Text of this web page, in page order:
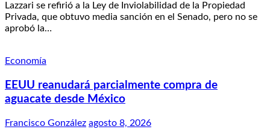
Lazzari se refirió a la Ley de Inviolabilidad de la Propiedad
Privada, que obtuvo media sanción en el Senado, pero no se
aprobó la…
Economía
EEUU reanudará parcialmente compra de
aguacate desde México
Francisco González agosto 8, 2026